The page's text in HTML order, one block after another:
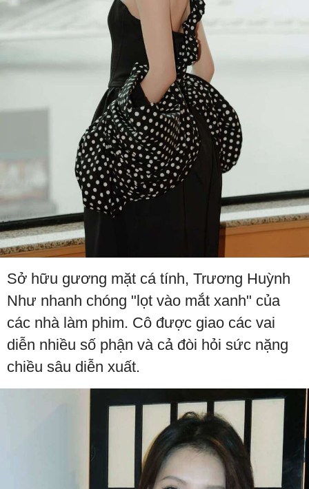
Sở hữu gương mặt cá tính, Trương Huỳnh
Như nhanh chóng "lọt vào mắt xanh" của
các nhà làm phim. Cô được giao các vai
diễn nhiều số phận và cả đòi hỏi sức nặng
chiều sâu diễn xuất.